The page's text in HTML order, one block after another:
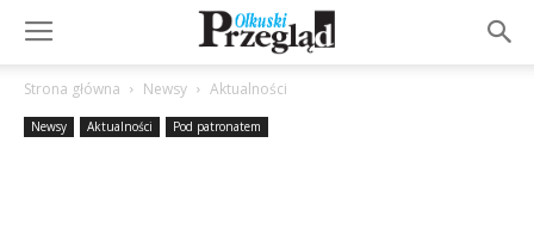
Strona główna Newsy Aktualności
Newsy Aktualności Pod patronatem